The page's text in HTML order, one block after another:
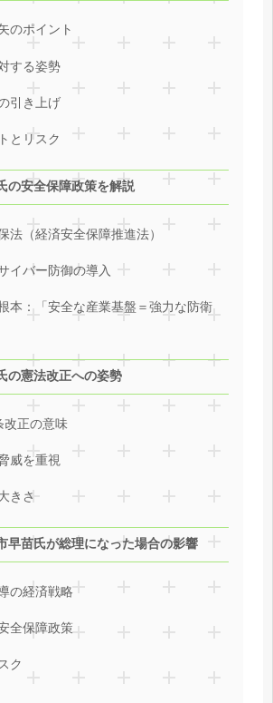
のポイント
する姿勢
引き上げ
とリスク
の安全保障政策を解説
法（経済安全保障推進法）
イバー防御の導入
本：「安全な産業基盤＝強力な防衛
の憲法改正への姿勢
改正の意味
威を重視
きさ
早苗氏が総理になった場合の影響
の経済戦略
全保障政策
ク